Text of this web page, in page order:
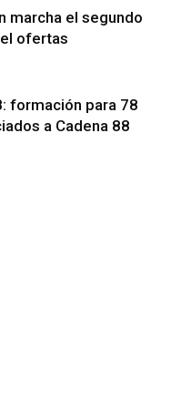
marcha el segundo
ofertas
formación para 78
a Cadena 88